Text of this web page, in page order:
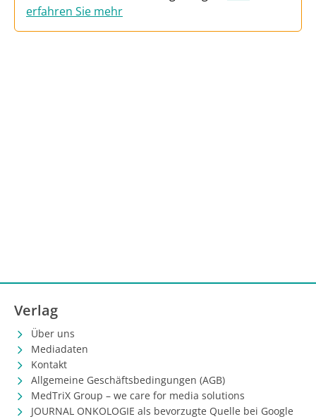
erfahren Sie mehr
Verlag
Über uns
Mediadaten
Kontakt
Allgemeine Geschäftsbedingungen (AGB)
MedTriX Group – we care for media solutions
JOURNAL ONKOLOGIE als bevorzugte Quelle bei Google